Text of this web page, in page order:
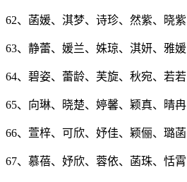
62、菡媛、淇梦、诗珍、然紫、晓紫
63、静蕾、媛兰、姝琼、淇妍、雅媛
64、碧姿、蕾龄、芙旋、秋宛、若若
65、向琳、晓楚、婷馨、颖真、晴冉
66、萱梓、可欣、妤佳、颖俪、璐菡
67、慕蓓、妤欣、蓉依、菡珠、恬霄